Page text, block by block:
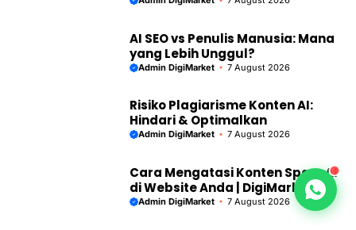
AI SEO vs Penulis Manusia: Mana
yang Lebih Unggul?
Admin DigiMarket 7 August 2026
Risiko Plagiarisme Konten AI:
Hindari & Optimalkan
Admin DigiMarket 7 August 2026
Cara Mengatasi Konten Spam AI
di Website Anda | DigiMarket
Admin DigiMarket 7 August 2026